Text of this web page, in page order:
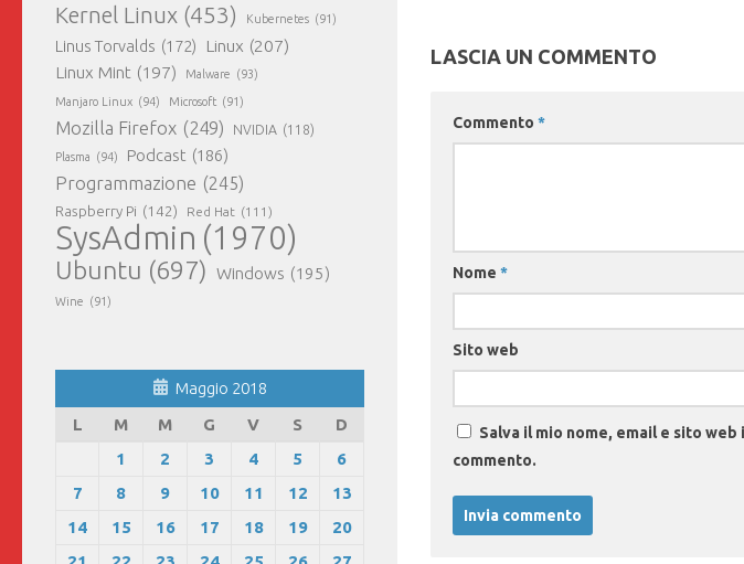
LASCIA UN COMMENTO
Commento *
Nome *
Sito web
Salva il mio nome, email e sito
commento.
Kernel Linux (453) Kubernetes (91)
Linus Torvalds (172) Linux (207)
Linux Mint (197) Malware (93)
Manjaro Linux (94) Microsoft (91)
Mozilla Firefox (249) NVIDIA (118)
Plasma (94) Podcast (186)
Programmazione (245)
Raspberry Pi (142) Red Hat (111)
SysAdmin (1970)
Ubuntu (697) Windows (195)
Wine (91)
Maggio 2018
L
M M G V S
D
1
2 3 4 5
6
7
8 9 10 11 12
13
14
15 16 17 18 19
20